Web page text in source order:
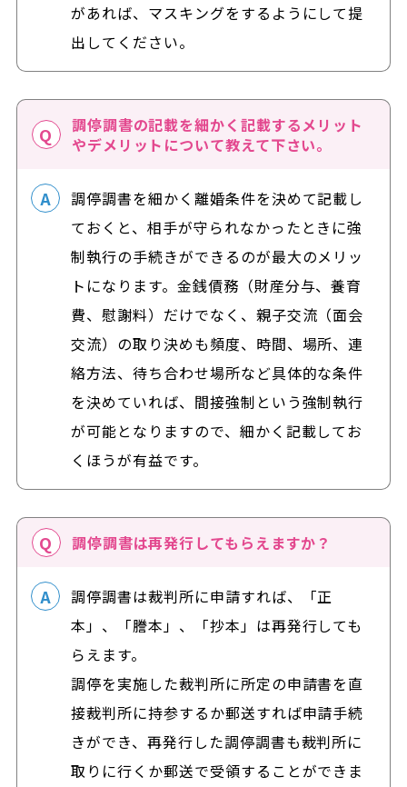
があれば、マスキングをするようにして提
出してください。
調停調書の記載を細かく記載するメリット
やデメリットについて教えて下さい。
調停調書を細かく離婚条件を決めて記載し
ておくと、相手が守られなかったときに強
制執行の手続きができるのが最大のメリッ
トになります。金銭債務（財産分与、養育
費、慰謝料）だけでなく、親子交流（面会
交流）の取り決めも頻度、時間、場所、連
絡方法、待ち合わせ場所など具体的な条件
を決めていれば、間接強制という強制執行
が可能となりますので、細かく記載してお
くほうが有益です。
調停調書は再発行してもらえますか？
調停調書は裁判所に申請すれば、「正
本」、「謄本」、「抄本」は再発行しても
らえます。
調停を実施した裁判所に所定の申請書を直
接裁判所に持参するか郵送すれば申請手続
きができ、再発行した調停調書も裁判所に
取りに行くか郵送で受領することができま